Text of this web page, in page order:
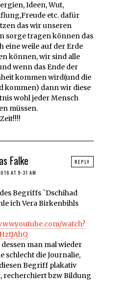
Ideen, Wut,
etc. dafür
das wir unseren
sorge tragen können das
eine weile auf der Erde
können, wir sind alle
wenn das Ende der
kommen wird(und die
kommen) dann wir diese
wohl jeder Mensch
müssen.
Falke
AT 9:31 AM
Begriffs `Dschihad
ich Vera Birkenbihls
watch?
man mal wieder
schlecht die Journalie,
Begriff plakativ
recherchiert bzw Bildung
REPLY